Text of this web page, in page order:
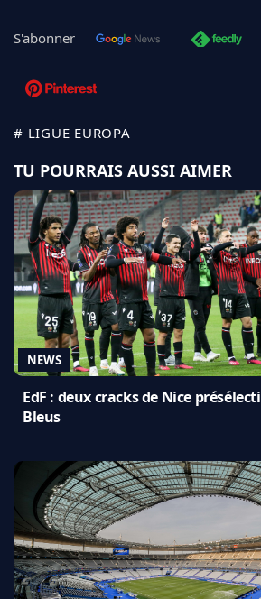
S'abonner
# LIGUE EUROPA
TU POURRAIS AUSSI AIMER
NEWS
EdF : deux cracks de Nice
Bleus